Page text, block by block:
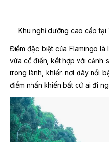
Khu nghỉ dưỡng cao cấp tại
Điểm đặc biệt của Flamingo là
vừa cổ điển, kết hợp với cảnh
trong lành, khiến nơi đây nổi
điểm nhấn khiến bất cứ ai đi